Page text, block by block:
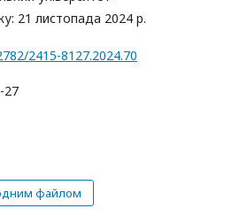
21 листопада 2024 р.
2415-8127.2024.70
27
файлом